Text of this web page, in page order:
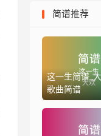
简谱推荐
这一生简谱_
歌曲简谱